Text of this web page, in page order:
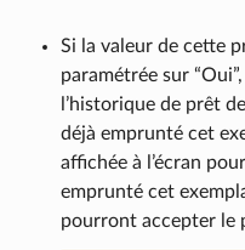
Si la valeur de cette
paramétrée sur
l’historique de prêt
déjà emprunté cet
affichée à l’écran
emprunté cet
pourront accepter le